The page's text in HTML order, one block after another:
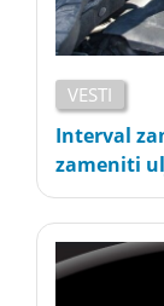
VESTI
Interval
zameniti